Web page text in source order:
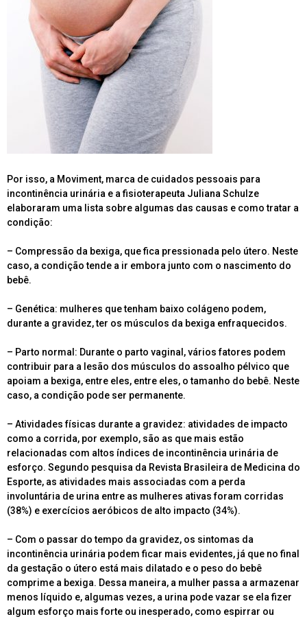
Por isso, a Moviment, marca de cuidados pessoais para
incontinência urinária e a fisioterapeuta Juliana Schulze
elaboraram uma lista sobre algumas das causas e como tratar a
condição:
– Compressão da bexiga, que fica pressionada pelo útero. Neste
caso, a condição tende a ir embora junto com o nascimento do
bebê.
– Genética: mulheres que tenham baixo colágeno podem,
durante a gravidez, ter os músculos da bexiga enfraquecidos.
– Parto normal: Durante o parto vaginal, vários fatores podem
contribuir para a lesão dos músculos do assoalho pélvico que
apoiam a bexiga, entre eles, entre eles, o tamanho do bebê. Neste
caso, a condição pode ser permanente.
– Atividades físicas durante a gravidez: atividades de impacto
como a corrida, por exemplo, são as que mais estão
relacionadas com altos índices de incontinência urinária de
esforço. Segundo pesquisa da Revista Brasileira de Medicina do
Esporte, as atividades mais associadas com a perda
involuntária de urina entre as mulheres ativas foram corridas
(38%) e exercícios aeróbicos de alto impacto (34%).
– Com o passar do tempo da gravidez, os sintomas da
incontinência urinária podem ficar mais evidentes, já que no final
da gestação o útero está mais dilatado e o peso do bebê
comprime a bexiga. Dessa maneira, a mulher passa a armazenar
menos líquido e, algumas vezes, a urina pode vazar se ela fizer
algum esforço mais forte ou inesperado, como espirrar ou